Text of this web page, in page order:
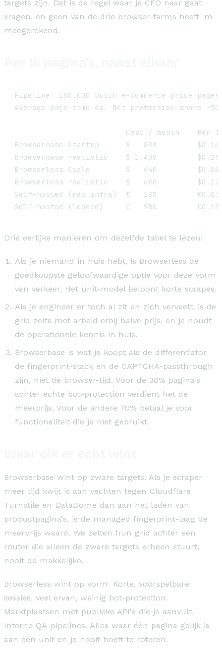
targets zijn. Dat is de regel waar je CFO naar gaat
vragen, en geen van de drie browser-farms heeft 'm
meegerekend.
Pipeline: 180,000 Dutch e-commerce price
Average page-time 4s. Bot-protection share
Cost / month    Per
Browserbase Startup      $   899
Browserbase realistic    $ 1,400
Browserless Scale        $   440
Browserless realistic    $   680
Self-hosted (raw infra)  €   180
Drie eerlijke manieren om dezelfde tabel te lezen:
Als je niemand in huis hebt, is Browserless de
goedkoopste geloofwaardige optie voor deze vorm
van verkeer. Het unit-model beloont korte scrapes.
Als je engineer er toch al zit en zich verveelt, is de
grid zelfs met arbeid erbij halve prijs, en je houdt
de operationele kennis in huis.
Browserbase is wat je koopt als de differentiator
de fingerprint-stack en de CAPTCHA-passthrough
zijn, niet de browser-tijd. Voor de 30% pagina's
achter echte bot-protection verdient het de
meerprijs. Voor de andere 70% betaal je voor
functionaliteit die je niet gebruikt.
Browserbase wint op zware targets. Als je scraper
meer tijd kwijt is aan vechten tegen Cloudflare
Turnstile en DataDome dan aan het laden van
productpagina's, is de managed fingerprint-laag de
meerprijs waard. We zetten hun grid achter een
router die alleen de zware targets erheen stuurt,
nooit de makkelijke.
Browserless wint op vorm. Korte, voorspelbare
sessies, veel ervan, weinig bot-protection.
Marktplaatsen met publieke API's die je aanvult.
Interne QA-pipelines. Alles waar één pagina gelijk is
aan één unit en je nooit hoeft te roteren.